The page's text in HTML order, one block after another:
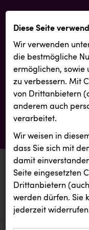
aktuelle
aktuelle
Diese Seite
Wir verwenden
die best­mögliche
ermöglichen, sowie
zu verbessern. Mit
von Drittanbietern
anderem auch
verarbeitet.
Wir weisen in
dass Sie sich mit
damit
Seite eingesetzten
Drittanbietern
werden dürfen. Sie
jederzeit